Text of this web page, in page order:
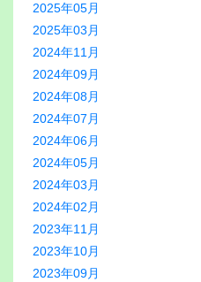
2025年05月
2025年03月
2024年11月
2024年09月
2024年08月
2024年07月
2024年06月
2024年05月
2024年03月
2024年02月
2023年11月
2023年10月
2023年09月